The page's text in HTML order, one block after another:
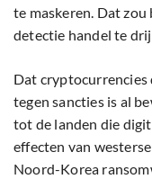
te maskeren. Dat
detectie handel te
Dat cryptocurrencies
tegen sancties is al
tot de landen die
effecten van
Noord-Korea